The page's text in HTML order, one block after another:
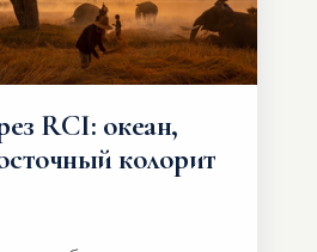
RCI: океан,
колорит